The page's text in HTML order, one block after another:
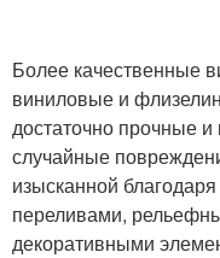
Более качественные
виниловые и
достаточно прочные
случайные
изысканной
переливами,
декоративными